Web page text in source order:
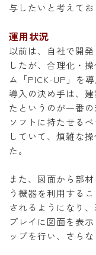
与したいと考えてお
運用状況
以前は、自社で開
したが、合理化・
ム「PICK-UP」を
導入の決め手は、
たというのが一番の
ソフトに持たせる
していて、煩雑な
た。
また、図面から部
う機器を利用する
されるようになり
プレイに図面を表
ップを行い、さら